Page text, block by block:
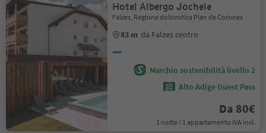
Hotel Albergo Jochele
Falzes, Regione dolomitica Plan de Corones
83 m da Falzes centro
Marchio sostenibilità livello 2
Alto Adige Guest Pass
Da 80€
1 notte / 1 appartamento IVA incl.